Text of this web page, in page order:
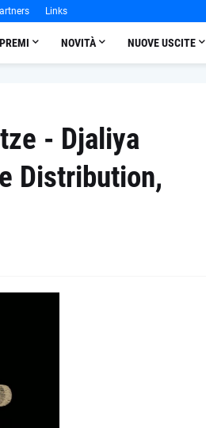
Links
NOVITÀ NUOVE USCITE
- Djaliya
Distribution,